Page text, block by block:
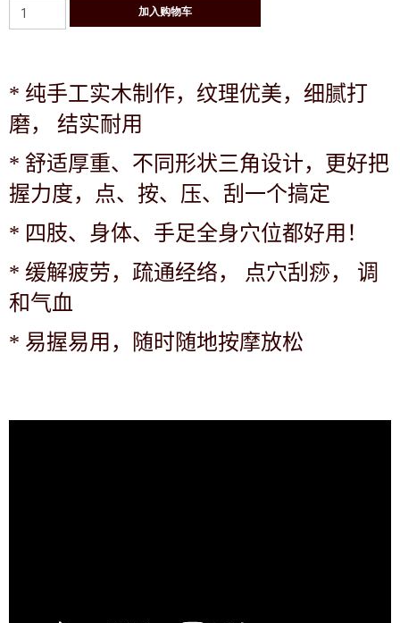
* 纯手工实木制作，纹理优美，细腻打
磨， 结实耐用
* 舒适厚重、不同形状三角设计，更好把
握力度，点、按、压、刮一个搞定
* 四肢、身体、手足全身穴位都好用！
* 缓解疲劳，疏通经络， 点穴刮痧， 调
和气血
* 易握易用，随时随地按摩放松